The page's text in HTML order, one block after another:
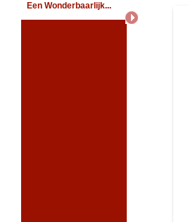
Een Wonderbaarlijk...